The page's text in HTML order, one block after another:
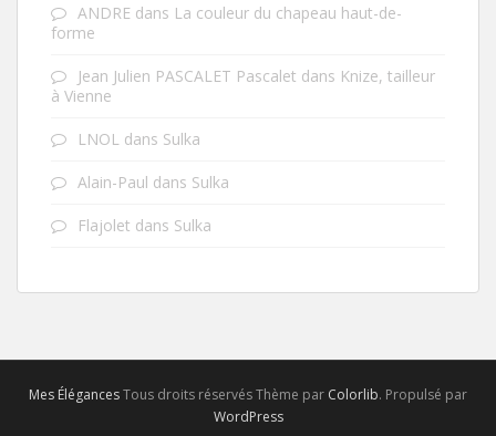
ANDRE dans La couleur du chapeau haut-de-
forme
Jean Julien PASCALET Pascalet dans Knize, tailleur
à Vienne
LNOL dans Sulka
Alain-Paul dans Sulka
Flajolet dans Sulka
Mes ÉlégancesTous droits réservés Thème par Colorlib. Propulsé par
WordPress